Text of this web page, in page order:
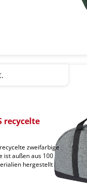
recycelte
zweifarbige
ist außen aus 100
hergestellt